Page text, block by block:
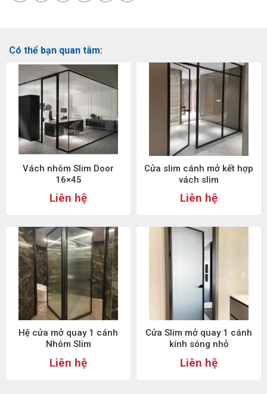
Có thể bạn quan tâm:
Vách nhôm Slim Door
16×45
Liên hệ
Cửa slim cánh mở kết hợp
vách slim
Liên hệ
Hệ cửa mở quay 1 cánh
Nhôm Slim
Liên hệ
Cửa Slim mở quay 1 cánh
kính sóng nhỏ
Liên hệ